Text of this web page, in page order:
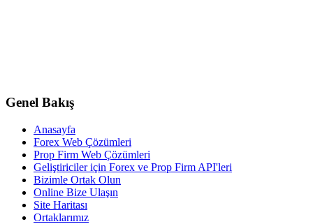
Genel Bakış
Anasayfa
Forex Web Çözümleri
Prop Firm Web Çözümleri
Geliştiriciler için Forex ve Prop Firm API'leri
Bizimle Ortak Olun
Online Bize Ulaşın
Site Haritası
Ortaklarımız